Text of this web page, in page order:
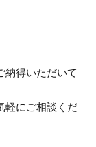
納得いただいて
軽にご相談くだ